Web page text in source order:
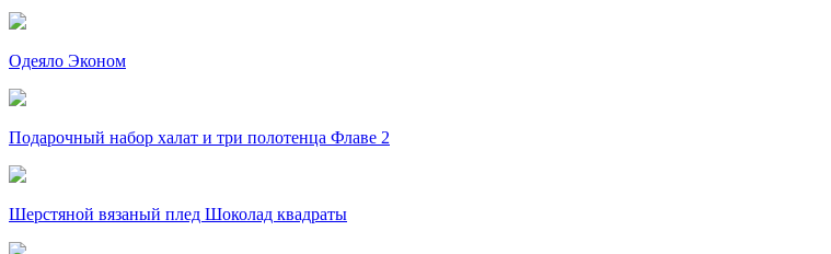
Одеяло Эконом
Подарочный набор халат и три полотенца Флаве 2
Шерстяной вязаный плед Шоколад квадраты